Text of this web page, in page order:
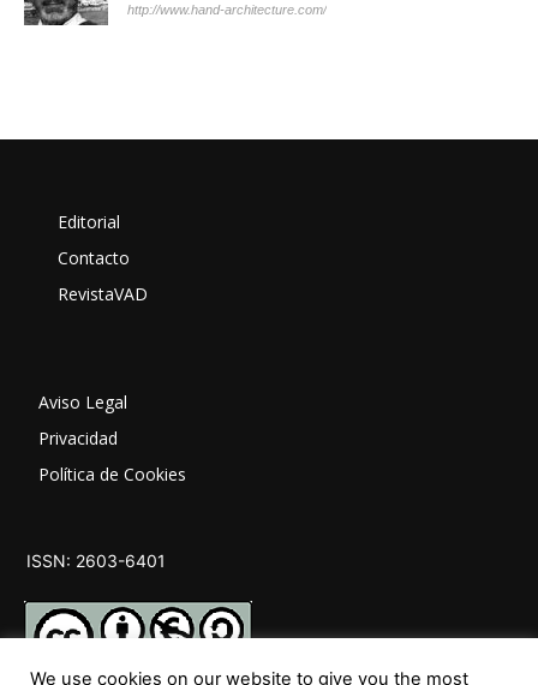
http://www.hand-architecture.com/
Editorial
Contacto
RevistaVAD
Aviso Legal
Privacidad
Política de Cookies
ISSN: 2603-6401
We use cookies on our website to give you the most